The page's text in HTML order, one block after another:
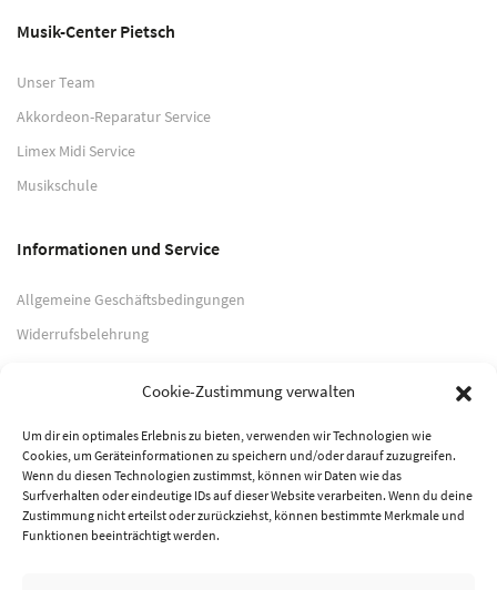
Cookie-Zustimmung verwalten
Um dir ein optimales Erlebnis zu bieten, verwenden wir Technologien wie
Cookies, um Geräteinformationen zu speichern und/oder darauf zuzugreifen.
Wenn du diesen Technologien zustimmst, können wir Daten wie das
Surfverhalten oder eindeutige IDs auf dieser Website verarbeiten. Wenn du deine
Zustimmung nicht erteilst oder zurückziehst, können bestimmte Merkmale und
Funktionen beeinträchtigt werden.
Musik-Center Pietsch
Unser Team
Akkordeon-Reparatur Service
Limex Midi Service
Musikschule
Informationen und Service
Allgemeine Geschäftsbedingungen
Widerrufsbelehrung
Datenschutzerklärung
Zahlungsarten
PayPal